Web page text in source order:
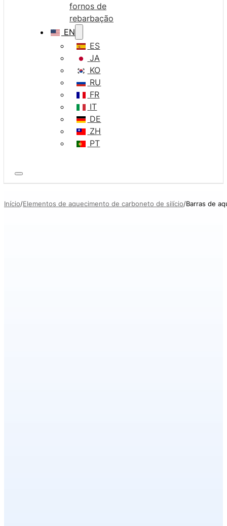
fornos de
rebarbação
EN
ES
JA
KO
RU
FR
IT
DE
ZH
PT
Início Elementos de aquecimento de carboneto de silício Barras de